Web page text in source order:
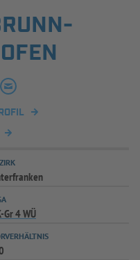
SPIELPLUS
M
Gr 4 WÜ